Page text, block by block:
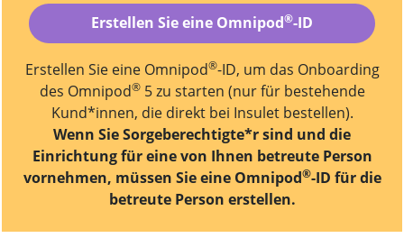
Erstellen Sie eine Omnipod®-ID
Erstellen Sie eine Omnipod®-ID, um das Onboarding
des Omnipod®5 zu starten (nur für bestehende
Kund*innen, die direkt bei Insulet bestellen).
Wenn Sie Sorgeberechtigte*r sind und die
Einrichtung für eine von Ihnen betreute Person
vornehmen, müssen Sie eine Omnipod®-ID für die
betreute Person erstellen.